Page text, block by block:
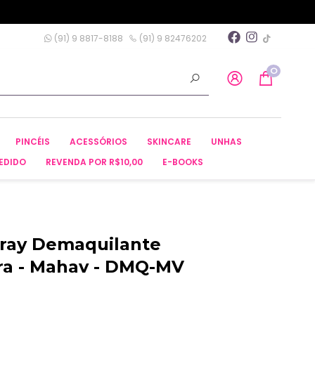
(91) 9 8817-8188 (91) 9 82476202
0
PINCÉIS ACESSÓRIOS SKINCARE
UNHAS
REVENDA POR R$10,00 E-BOOKS
Demaquilante
- Mahav - DMQ-MV